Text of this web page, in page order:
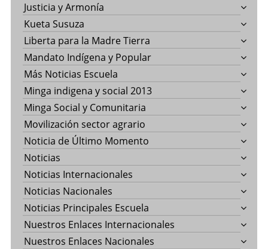
Justicia y Armonía
Kueta Susuza
Liberta para la Madre Tierra
Mandato Indígena y Popular
Más Noticias Escuela
Minga indigena y social 2013
Minga Social y Comunitaria
Movilización sector agrario
Noticia de Último Momento
Noticias
Noticias Internacionales
Noticias Nacionales
Noticias Principales Escuela
Nuestros Enlaces Internacionales
Nuestros Enlaces Nacionales